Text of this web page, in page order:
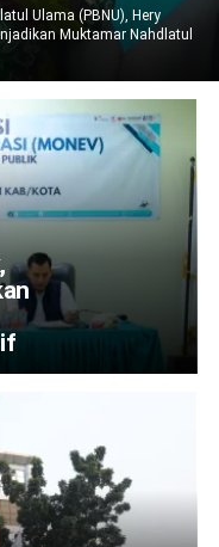
Ulama (PBNU), Hery
Muktamar Nahdlatul